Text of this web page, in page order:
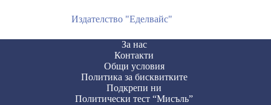
Издателство "Еделвайс"
За нас
Контакти
Общи условия
Политика за бисквитките
Подкрепи ни
Политически тест “Мисъль”